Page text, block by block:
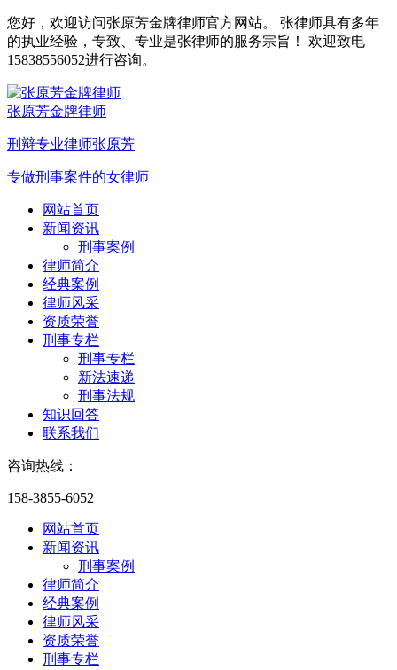
您好，欢迎访问张原芳金牌律师官方网站。 张律师具有多年
的执业经验，专致、专业是张律师的服务宗旨！ 欢迎致电
15838556052进行咨询。
张原芳金牌律师
刑辩专业律师张原芳
专做刑事案件的女律师
网站首页
新闻资讯
刑事案例
律师简介
经典案例
律师风采
资质荣誉
刑事专栏
刑事专栏
新法速递
刑事法规
知识回答
联系我们
咨询热线：
158-3855-6052
网站首页
新闻资讯
刑事案例
律师简介
经典案例
律师风采
资质荣誉
刑事专栏